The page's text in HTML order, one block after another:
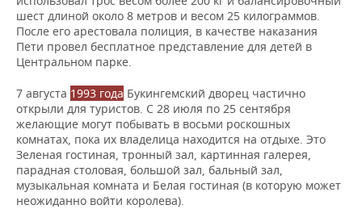
шест длиной около 8 метров и весом 25 килограммов.
После его арестовала полиция, в качестве наказания
Пети провел бесплатное представление для детей в
Центральном парке.
7 августа 1993 года Букингемский дворец частично
открыли для туристов. С 28 июля по 25 сентября
желающие могут побывать в восьми роскошных
комнатах, пока их владелица находится на отдыхе. Это
Зеленая гостиная, тронный зал, картинная галерея,
парадная столовая, большой зал, бальный зал,
музыкальная комната и Белая гостиная (в которую может
неожиданно войти королева).